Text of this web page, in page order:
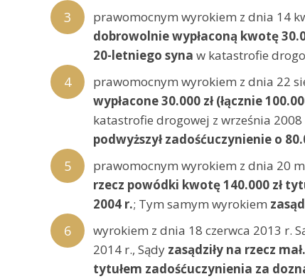
prawomocnym wyrokiem z dnia 14
dobrowolnie wypłaconą kwotę
20-letniego syna w katastrofie
prawomocnym wyrokiem z dnia 22
wypłacone 30.000 zł (łącznie
katastrofie drogowej z września 2008
podwyższył zadośćuczynienie o
prawomocnym wyrokiem z dnia 20
rzecz powódki kwotę 140.000 zł
2004 r.; Tym samym wyrokiem
wyrokiem z dnia 18 czerwca 2013 r.
2014 r., Sądy zasądziły na rzecz
tytułem zadośćuczynienia za